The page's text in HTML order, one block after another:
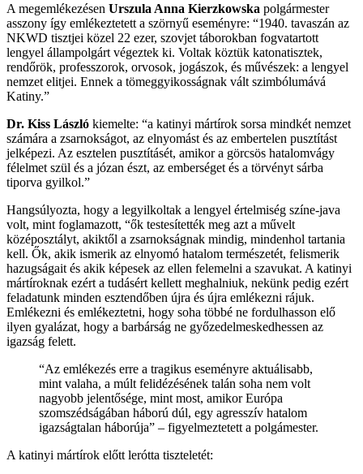
A megemlékezésen Urszula Anna Kierzkowska polgármester
asszony így emlékeztetett a szörnyű eseményre: “1940. tavaszán az
NKWD tisztjei közel 22 ezer, szovjet táborokban fogvatartott
lengyel állampolgárt végeztek ki. Voltak köztük katonatisztek,
rendőrök, professzorok, orvosok, jogászok, és művészek: a lengyel
nemzet elitjei. Ennek a tömeggyikosságnak vált szimbólumává
Katiny.”
Dr. Kiss László kiemelte: “a katinyi mártírok sorsa mindkét nemzet
számára a zsarnokságot, az elnyomást és az embertelen pusztítást
jelképezi. Az esztelen pusztításét, amikor a görcsös hatalomvágy
félelmet szül és a józan észt, az emberséget és a törvényt sárba
tiporva gyilkol.”
Hangsúlyozta, hogy a legyilkoltak a lengyel értelmiség színe-java
volt, mint foglamazott, “ők testesítették meg azt a művelt
középosztályt, akiktől a zsarnokságnak mindig, mindenhol tartania
kell. Ők, akik ismerik az elnyomó hatalom természetét, felismerik
hazugságait és akik képesek az ellen felemelni a szavukat. A katinyi
mártíroknak ezért a tudásért kellett meghalniuk, nekünk pedig ezért
feladatunk minden esztendőben újra és újra emlékezni rájuk.
Emlékezni és emlékeztetni, hogy soha többé ne fordulhasson elő
ilyen gyalázat, hogy a barbárság ne győzedelmeskedhessen az
igazság felett.
“Az emlékezés erre a tragikus eseményre aktuálisabb,
mint valaha, a múlt felidézésének talán soha nem volt
nagyobb jelentősége, mint most, amikor Európa
szomszédságában háború dúl, egy agresszív hatalom
igazságtalan háborúja” – figyelmeztetett a polgámester.
A katinyi mártírok előtt lerótta tiszteletét: